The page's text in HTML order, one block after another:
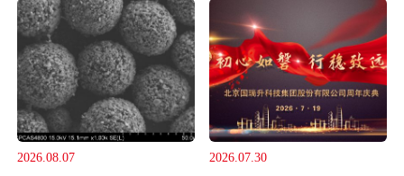
2026.08.07
2026.07.30